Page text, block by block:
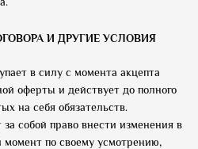
И ДРУГИЕ УСЛОВИЯ
в силу с момента акцепта
оферты и действует до полного
на себя обязательств.
за собой право внести изменения в
по своему усмотрению,